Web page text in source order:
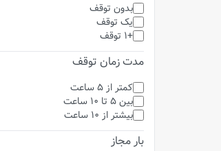
بدون توقف
یک توقف
+1 توقف
مدت زمان توقف
کمتر از 5 ساعت
بین 5 تا 10 ساعت
بیشتر از 10 ساعت
بار مجاز